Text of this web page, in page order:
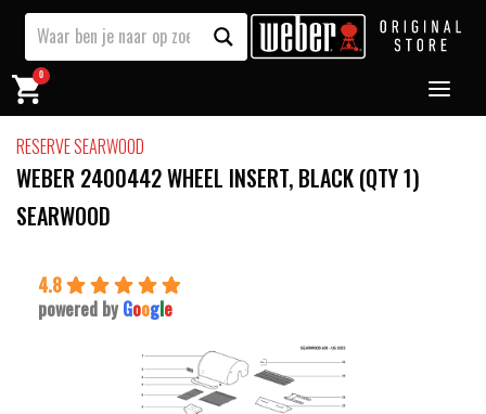
0
RESERVE SEARWOOD
WEBER 2400442 WHEEL INSERT, BLACK (QTY 1)
SEARWOOD
4.8
powered by Google